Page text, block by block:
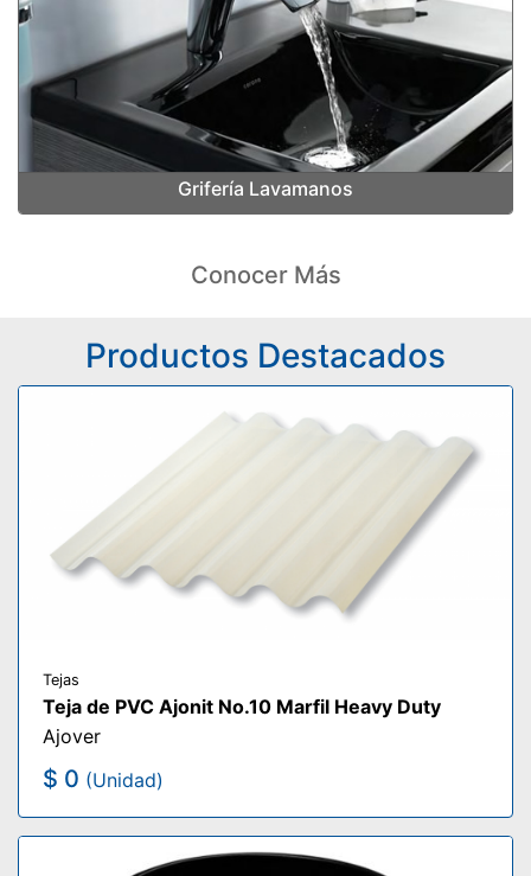
Grifería Lavamanos
Conocer Más
Productos Destacados
Tejas
Teja de PVC Ajonit No.10 Marfil Heavy Duty
Ajover
$ 0 (Unidad)